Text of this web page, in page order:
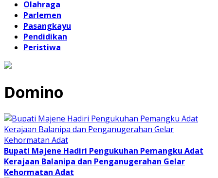
Olahraga
Parlemen
Pasangkayu
Pendidikan
Peristiwa
Domino
Bupati Majene Hadiri Pengukuhan Pemangku Adat
Kerajaan Balanipa dan Penganugerahan Gelar
Kehormatan Adat